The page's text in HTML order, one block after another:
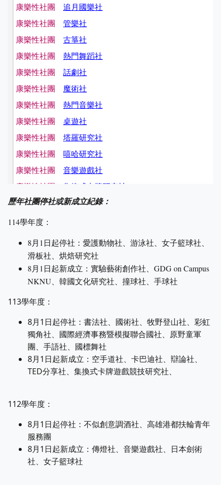
歷年社團停社或新成立紀錄：
114學年度：
8月1日起停社：愛護動物社、游泳社、女子籃球社、
滑板社、烘焙研究社
8月1日起新成立：實驗藝術創作社、 GDG on Campus
NKNU 、韓國文化研究社、撞球社、手球社
113學年度：
8月1日起停社：書法社、國術社、牧野登山社、彩虹
獨角社、國際經濟事務暨模擬聯合國社、原野童軍
團、手語社、國標舞社
8月1日起新成立：空手道社、卡巴迪社、辯論社、
TED分享社、集換式卡牌遊戲競技研究社、
112學年度：
8月1日起停社：不似創意調酒社、高雄港都扶輪青年
服務團
8月1日起新成立：傳燈社、音樂遊戲社、日本劍術
社、女子籃球社